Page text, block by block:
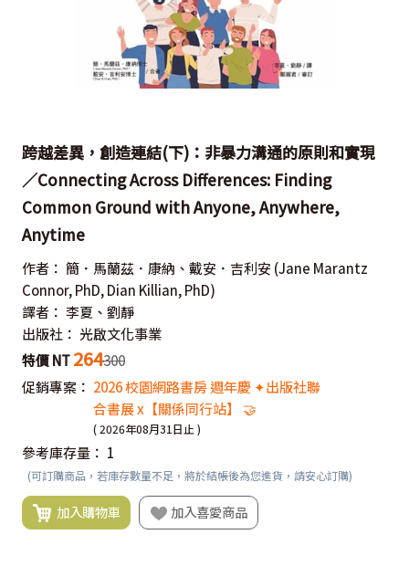
跨越差異，創造連結(下)：非暴力溝通的原則和實現
／Connecting Across Differences: Finding
Common Ground with Anyone, Anywhere,
Anytime
作者： 簡．馬蘭茲．康納、戴安．吉利安 (Jane Marantz
Connor, PhD, Dian Killian, PhD)
譯者： 李夏、劉靜
出版社： 光啟文化事業
特價 NT 264300
促銷專案： 2026 校園網路書房 週年慶 ✦出版社聯
合書展 x【關係同行站】 🤝
( 2026年08月31日止 )
參考庫存量： 1
(可訂購商品，若庫存數量不足，將於結帳後為您進貨，請安心訂購)
加入購物車 加入喜愛商品